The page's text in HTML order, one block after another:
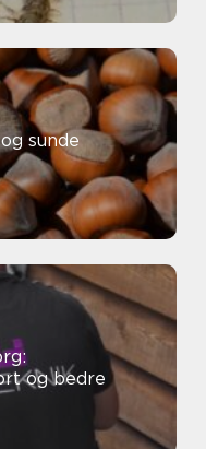
og bedre